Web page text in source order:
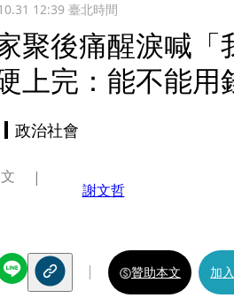
12:39臺北時間
聚後痛醒淚喊
上完：能不能用
政治社會
文
謝文哲
贊助本文 加